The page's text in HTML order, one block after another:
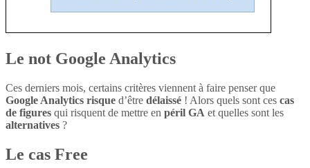
Le not Google Analytics
Ces derniers mois, certains critères viennent à faire penser que
Google Analytics risque d’être délaissé ! Alors quels sont ces cas
de figures qui risquent de mettre en péril GA et quelles sont les
alternatives ?
Le cas Free